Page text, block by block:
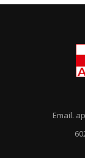
Email.